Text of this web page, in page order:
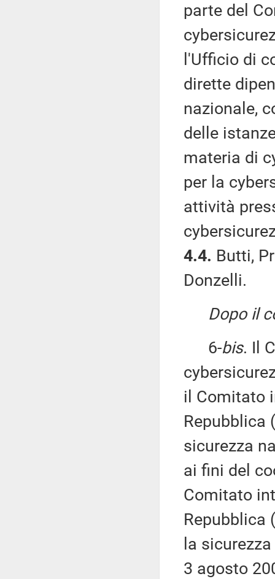
parte del
l'Ufficio di
dirette
nazionale,
delle
materia di
per la
attività
4.4. Butti,
Donzelli.
Dopo il
6-bis. Il
il Comitato
Repubblica
sicurezza
ai fini del
Comitato
Repubblica
la
3 agosto